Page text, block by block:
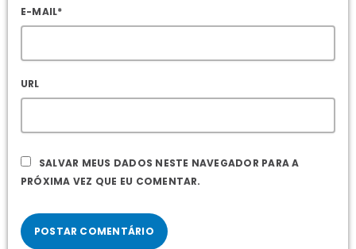
E-MAIL*
URL
SALVAR MEUS DADOS NESTE NAVEGADOR PARA A
PRÓXIMA VEZ QUE EU COMENTAR.